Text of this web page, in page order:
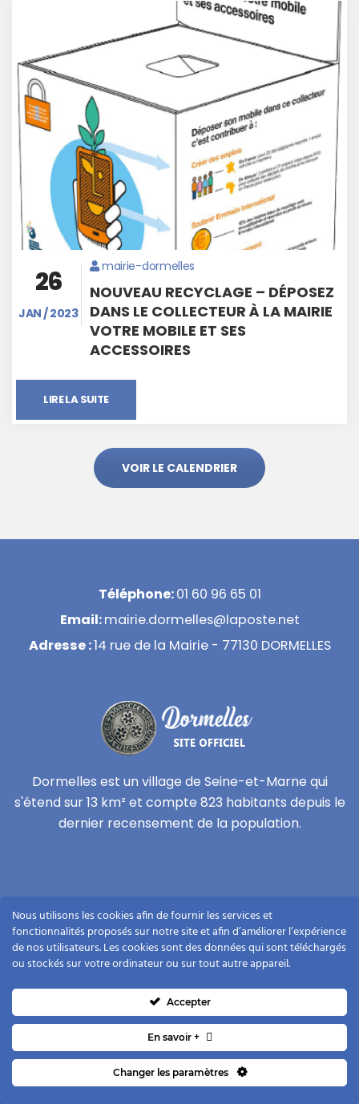
26
JAN / 2023
mairie-dormelles
NOUVEAU RECYCLAGE – DÉPOSEZ
DANS LE COLLECTEUR À LA MAIRIE
VOTRE MOBILE ET SES
ACCESSOIRES
LIRE LA SUITE
VOIR LE CALENDRIER
Téléphone:01 60 96 65 01
Email:mairie.dormelles@laposte.net
Adresse :14 rue de la Mairie - 77130 DORMELLES
Dormelles est un village de Seine-et-Marne qui
s'étend sur 13 km² et compte 823 habitants depuis le
dernier recensement de la population.
Mentions légales
Plan du site
Contact
Copyright ©2021Dormelles. Tous droits réservés.
Nous utilisons les cookies afin de fournir les services et
fonctionnalités proposés sur notre site et afin d’améliorer l’expérience
de nos utilisateurs. Les cookies sont des données qui sont téléchargés
ou stockés sur votre ordinateur ou sur tout autre appareil.
Accepter
En savoir +
Changer les paramètres